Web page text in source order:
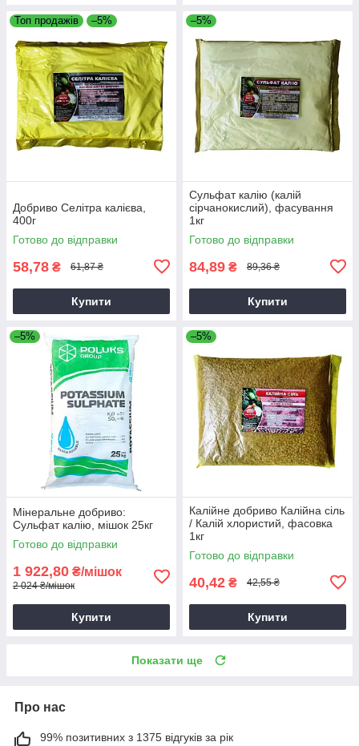
Топ продажів –5%
Добриво Селітра калієва,
400г
Готово до відправки
58,78 ₴ 61,87 ₴
Купити
–5%
Сульфат калію (калій
сірчанокислий), фасування
1кг
Готово до відправки
84,89 ₴ 89,36 ₴
Купити
–5%
Мінеральне добриво:
Сульфат калію, мішок 25кг
Готово до відправки
1 922,80 ₴/мішок
2 024 ₴/мішок
Купити
–5%
Калійне добриво Калійна сіль
/ Калій хлористий, фасовка
1кг
Готово до відправки
40,42 ₴ 42,55 ₴
Купити
Показати ще
Про нас
99% позитивних з 1375 відгуків за рік